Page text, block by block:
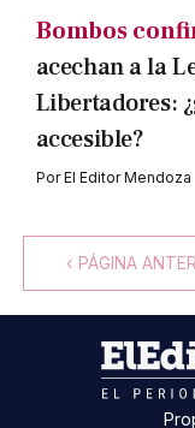
Bombos
acechan a la
Libertadores:
accesible?
PorEl Editor Mendoza
‹ PÁGINA